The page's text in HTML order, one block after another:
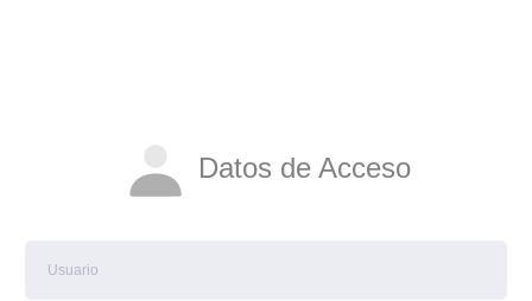
Datos de Acceso